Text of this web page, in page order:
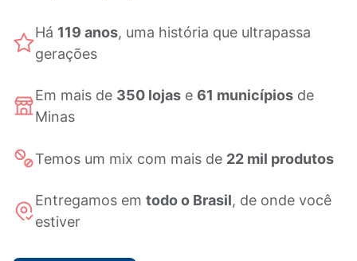
Há 119 anos, uma história que ultrapassa
gerações
Em mais de 350 lojas e 61 municípios de
Minas
Temos um mix com mais de 22 mil produtos
Entregamos em todo o Brasil, de onde você
estiver